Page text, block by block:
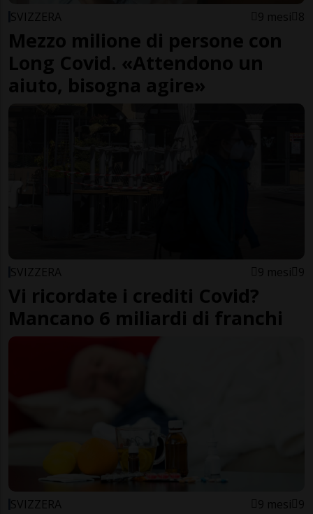
SVIZZERA 9 mesi 8
Mezzo milione di persone con
Long Covid. «Attendono un
aiuto, bisogna agire»
SVIZZERA 9 mesi 9
Vi ricordate i crediti Covid?
Mancano 6 miliardi di franchi
SVIZZERA 9 mesi 9